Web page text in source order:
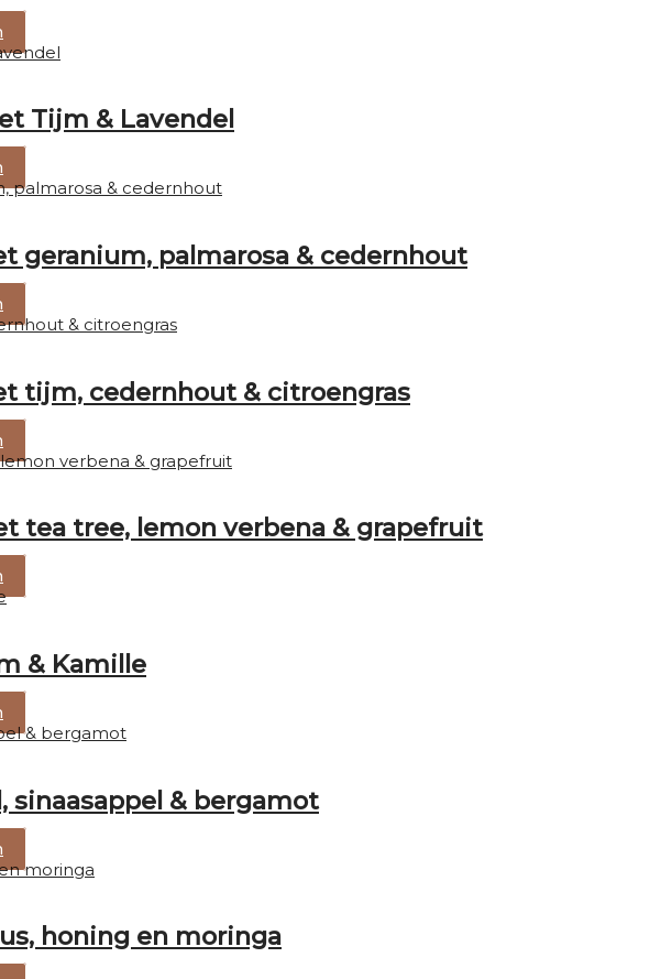
Tijm & Lavendel
geranium, palmarosa & cedernhout
tijm, cedernhout & citroengras
tea tree, lemon verbena & grapefruit
& Kamille
sinaasappel & bergamot
honing en moringa